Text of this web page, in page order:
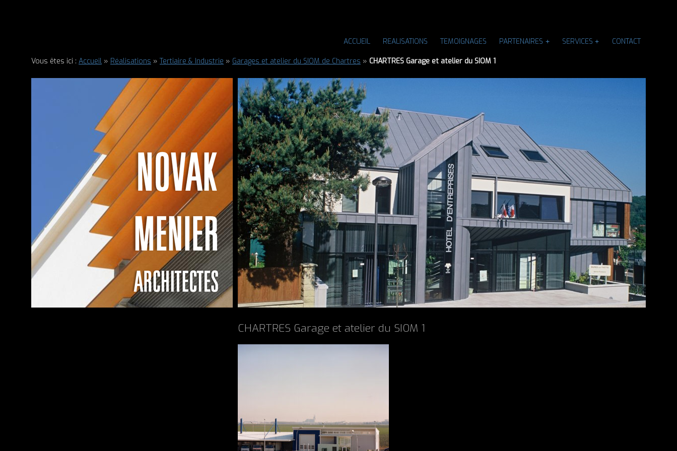
ACCUEIL REALISATIONS TEMOIGNAGES PARTENAIRES SERVICES CONTACT
Vous êtes ici : Accueil » Réalisations »Tertiaire & Industrie » Garages et atelier du SIOM de Chartres » CHARTRES Garage et atelier du SIOM 1
CHARTRES Garage et atelier du SIOM 1